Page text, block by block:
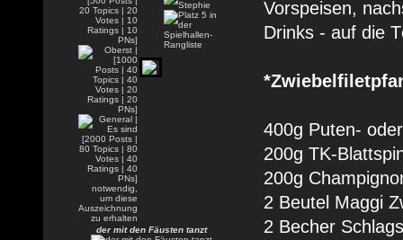
der mit den Fäusten tanzt
Vorspeisen,
Drinks - auf die
400g Puten-
200g TK-
200g
2 Beutel Maggi
2 Becher